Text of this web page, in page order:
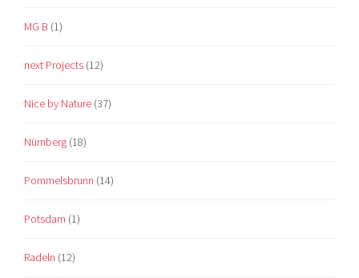
MG B (1)
next Projects (12)
Nice by Nature (37)
Nürnberg (18)
Pommelsbrunn (14)
Potsdam (1)
Radeln (12)